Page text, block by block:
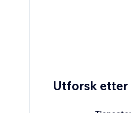
Utforsk